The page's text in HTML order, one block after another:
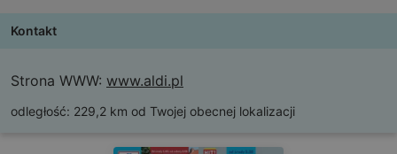
Kontakt
Strona WWW: www.aldi.pl
odległość: 229,2 km od Twojej obecnej lokalizacji